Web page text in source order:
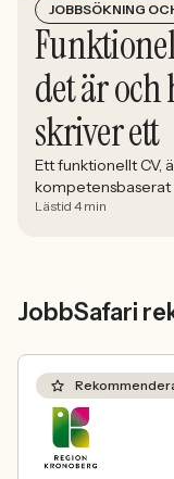
JOBBSÖKNING
det är
skriver ett
Ett funktionellt CV,
kompetensbaserat
färdigheter och
Lästid 4 min
JobbSafari